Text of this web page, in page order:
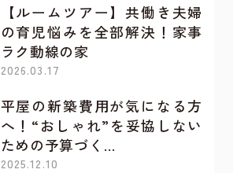
【ルームツアー】共働き夫婦
の育児悩みを全部解決！家事
ラク動線の家
2026.03.17
平屋の新築費用が気になる方
へ！“おしゃれ”を妥協しない
ための予算づく…
2025.12.10